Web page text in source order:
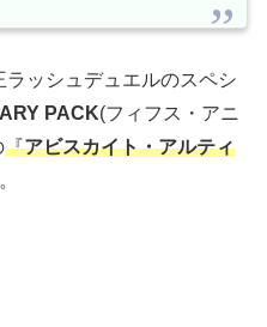
ラッシュデュエルのスペシ
PACK(フィフス・アニ
『アビスカイト・アルティ